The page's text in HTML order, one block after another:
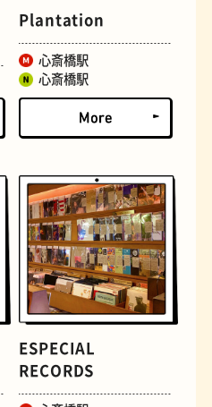
花屋
おいもスイーツ
Plantation
心斎橋駅
心斎橋駅
ESPECIAL
RECORDS